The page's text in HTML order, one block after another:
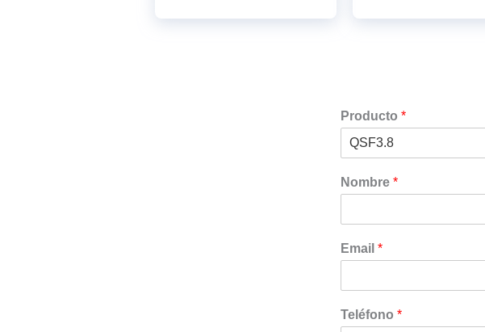
Producto *
Nombre *
Email *
Teléfono *